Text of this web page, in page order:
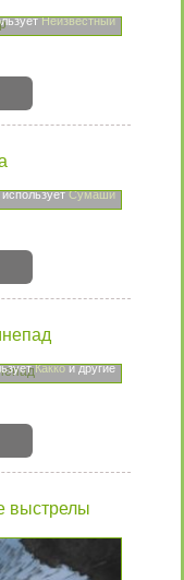
Неизвестный
используетСумаши
Каккои другие
выстрелы